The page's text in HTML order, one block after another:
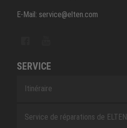
E-Mail: service@elten.com
SERVICE
Itinéraire
Service de réparations de ELTEN